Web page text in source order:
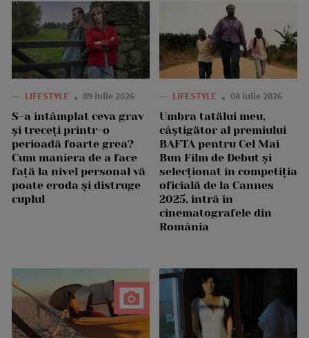
— LIFESTYLE 09 iulie 2026
S-a întâmplat ceva grav
și treceți printr-o
perioadă foarte grea?
Cum maniera de a face
față la nivel personal vă
poate eroda și distruge
cuplul
— LIFESTYLE 08 iulie 2026
Umbra tatălui meu,
câștigător al premiului
BAFTA pentru Cel Mai
Bun Film de Debut și
selecționat în competiția
oficială de la Cannes
2025, intră în
cinematografele din
România